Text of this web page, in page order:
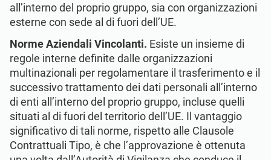
all’interno del proprio gruppo, sia con organizzazioni
esterne con sede al di fuori dell’UE.
Norme Aziendali Vincolanti. Esiste un insieme di
regole interne definite dalle organizzazioni
multinazionali per regolamentare il trasferimento e il
successivo trattamento dei dati personali all’interno
di enti all’interno del proprio gruppo, incluse quelli
situati al di fuori del territorio dell’UE. Il vantaggio
significativo di tali norme, rispetto alle Clausole
Contrattuali Tipo, è che l’approvazione è ottenuta